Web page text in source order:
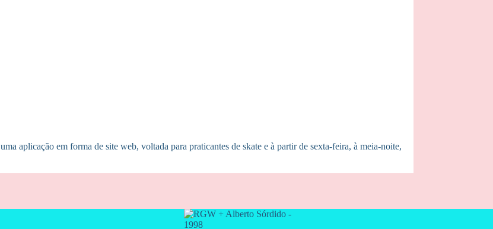
aplicação em forma de site web, voltada para praticantes de skate e à partir de sexta-feira, à meia-noite,